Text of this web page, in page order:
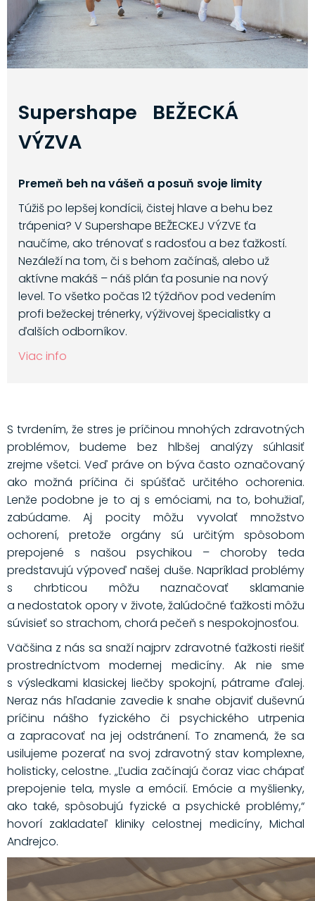
Supershape BEŽECKÁ
VÝZVA
Premeň beh na vášeň a posuň svoje limity
Túžiš po lepšej kondícii, čistej hlave a behu bez
trápenia? V Supershape BEŽECKEJ VÝZVE ťa
naučíme, ako trénovať s radosťou a bez ťažkostí.
Nezáleží na tom, či s behom začínaš, alebo už
aktívne makáš – náš plán ťa posunie na nový
level. To všetko počas 12 týždňov pod vedením
profi bežeckej trénerky, výživovej špecialistky a
ďalších odborníkov.
Viac info
S tvrdením, že stres je príčinou mnohých zdravotných
problémov, budeme bez hlbšej analýzy súhlasiť
zrejme všetci. Veď práve on býva často označovaný
ako možná príčina či spúšťač určitého ochorenia.
Lenže podobne je to aj s emóciami, na to, bohužiaľ,
zabúdame. Aj pocity môžu vyvolať množstvo
ochorení, pretože orgány sú určitým spôsobom
prepojené s našou psychikou – choroby teda
predstavujú výpoveď našej duše. Napríklad problémy
s chrbticou môžu naznačovať sklamanie
a nedostatok opory v živote, žalúdočné ťažkosti môžu
súvisieť so strachom, chorá pečeň s nespokojnosťou.
Väčšina z nás sa snaží najprv zdravotné ťažkosti riešiť
prostredníctvom modernej medicíny. Ak nie sme
s výsledkami klasickej liečby spokojní, pátrame ďalej.
Neraz nás hľadanie zavedie k snahe objaviť duševnú
príčinu nášho fyzického či psychického utrpenia
a zapracovať na jej odstránení. To znamená, že sa
usilujeme pozerať na svoj zdravotný stav komplexne,
holisticky, celostne. „Ľudia začínajú čoraz viac chápať
prepojenie tela, mysle a emócií. Emócie a myšlienky,
ako také, spôsobujú fyzické a psychické problémy,“
hovorí zakladateľ kliniky celostnej medicíny, Michal
Andrejco.